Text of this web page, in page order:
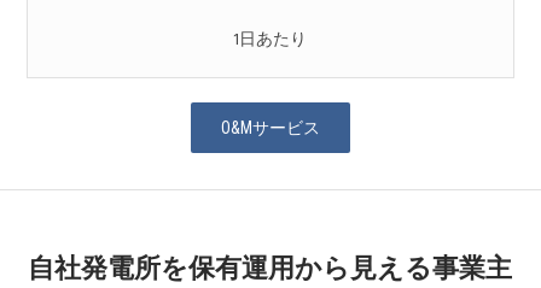
1日あたり
O&Mサービス
自社発電所を保有運用から見える事業主